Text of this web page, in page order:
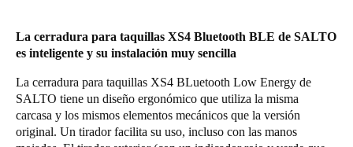
La cerradura para taquillas XS4 Bluetooth BLE de SALTO
es inteligente y su instalación muy sencilla
La cerradura para taquillas XS4 BLuetooth Low Energy de
SALTO tiene un diseño ergonómico que utiliza la misma
carcasa y los mismos elementos mecánicos que la versión
original. Un tirador facilita su uso, incluso con las manos